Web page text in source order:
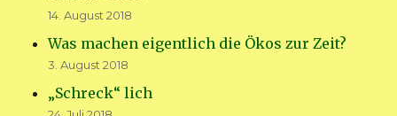
14. August 2018
Was machen eigentlich die Ökos zur Zeit?
3. August 2018
„Schreck“ lich